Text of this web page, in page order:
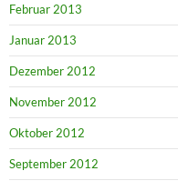
Februar 2013
Januar 2013
Dezember 2012
November 2012
Oktober 2012
September 2012